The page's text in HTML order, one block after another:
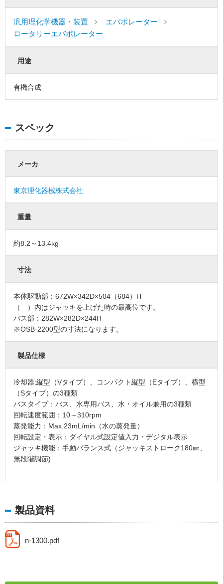
汎用理化学機器・装置
エバポレーター
ロータリーエバポレーター
用途
有機合成
スペック
メーカ
東京理化器械株式会社
重量
約8.2～13.4kg
寸法
本体駆動部：672W×342D×504（684）H
（ ）内はジャッキを上げた時の最高位です。
バス部：282W×282D×244H
※OSB-2200型の寸法になります。
製品仕様
冷却器:縦型（Vタイプ）、コンパクト縦型（Eタイプ）、横型
（Sタイプ）の3種類
バスタイプ：バス、水専用バス、水・オイル兼用の3種類
回転速度範囲：10～310rpm
蒸発能力：Max.23mL/min（水の蒸発量）
回転設定・表示：ダイヤル式設定値入力・デジタル表示
ジャッキ機能：手動バランス式（ジャッキストローク180㎜、
無段階調節)
製品資料
n-1300.pdf